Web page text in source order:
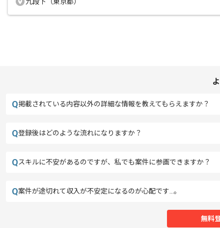
Q掲載されている内容以外の詳細な情報を教えてもらえますか？
Q登録後はどのような流れになりますか？
Qスキルに不安があるのですが、私でも案件に参画できますか？
Q案件が途切れて収入が不安定になるのが心配です…。
無料